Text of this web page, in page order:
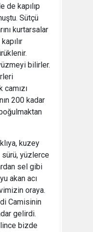
de kapılıp
Sütçü
kurtarsalar
bilirler.
camızı
200 kadar
kuzey
sürü, yüzlerce
sel gibi
akan acı
oraya.
Camisinin
gelirdi.
bizde